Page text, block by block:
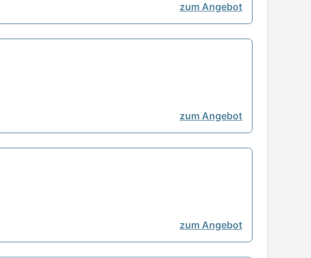
zum Angebot
zum Angebot
zum Angebot